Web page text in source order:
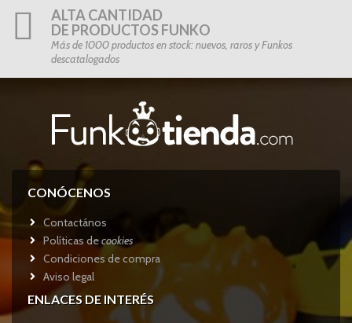
ALTA CANTIDAD
DE PRODUCTOS FUNKO
Más de 1000 productos en stock: nuevos, raros y Funkos
descatalogados
CONÓCENOS
Contactános
Políticas decookies
Condiciones de compra
Aviso legal
ENLACES DE INTERÉS